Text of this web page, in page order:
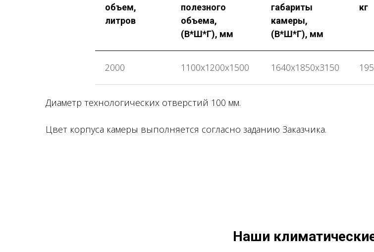
объем,
литров
полезного
объема,
(В*Ш*Г), мм
габариты
камеры,
(В*Ш*Г), мм
кг
2000 1100х1200х1500 1640х1850х3150
Диаметр технологических отверстий 100 мм.
Цвет корпуса камеры выполняется согласно заданию Заказчика.
Наши